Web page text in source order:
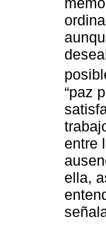
“paz
entre
ella,